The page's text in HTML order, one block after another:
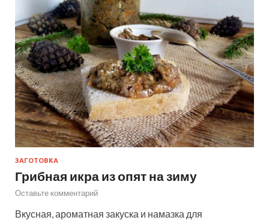
ЗАГОТОВКА
Грибная икра из опят на зиму
Оставьте комментарий
Вкусная, ароматная закуска и намазка для